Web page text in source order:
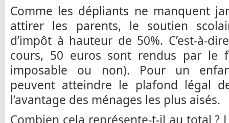
Comme les dépliants ne manquent
attirer les parents, le soutien
d’impôt à hauteur de 50%. C’est-à-
cours, 50 euros sont rendus par le
imposable ou non). Pour un
peuvent atteindre le plafond légal
l’avantage des ménages les plus aisés.
Combien cela représente-t-il au total ?